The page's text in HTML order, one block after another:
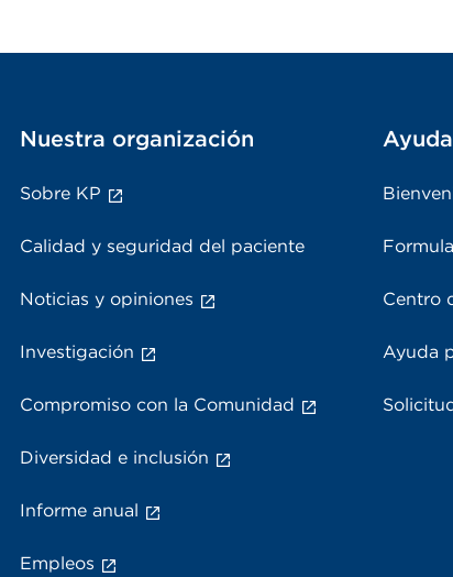
Nuestra organización
Sobre KP
Calidad y seguridad del paciente
Noticias y opiniones
Investigación
Compromiso con la Comunidad
Diversidad e inclusión
Informe anual
Empleos
Centro
Ayuda